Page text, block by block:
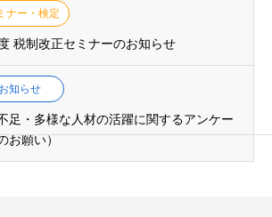
ナー・検定
税制改正セミナーのお知らせ
お知らせ
足・多様な人材の活躍に関するアンケー
お願い）